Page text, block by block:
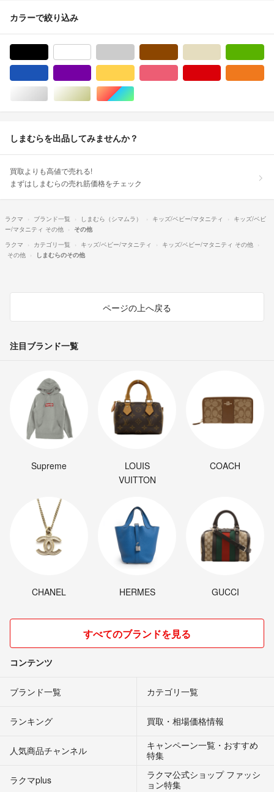
カラーで絞り込み
シルバー/銀色系ゴールド/金色系マルチカラー
しまむらを出品してみませんか？
買取よりも高値で売れる!
まずはしまむらの売れ筋価格をチェック
ラクマ ブランド一覧 しまむら（シマムラ） キッズ/ベビー/マタニティ
キッズ/ベビ
ー/マタニティ その他
その他
ラクマ
カテゴリ一覧 キッズ/ベビー/マタニティ
キッズ/ベビー/マタニティ その他
その他
しまむらのその他
ページの上へ戻る
注目ブランド一覧
Supreme
LOUIS
VUITTON
COACH
CHANEL HERMES GUCCI
すべてのブランドを見る
コンテンツ
ブランド一覧 カテゴリ一覧
ランキング 買取・相場価格情報
人気商品チャンネル
キャンペーン一覧・おすすめ
特集
ラクマplus
ラクマ公式ショップ ファッシ
ョン特集